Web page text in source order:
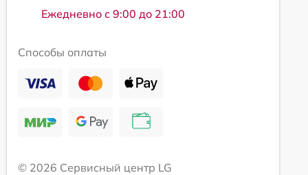
Ежедневно с 9:00 до 21:00
Способы оплаты
© 2026 Сервисный центр LG